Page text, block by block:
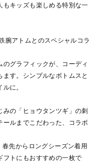
もキッズも楽しめる特別な一
腕アトムとのスペシャルコラ
グラフィックが、コーディ
す。シンプルなボトムスと
に。
の「ヒョウタンツギ」の刺
ルまでこだわった、コラボ
先からロングシーズン着用
フトにもおすすめの一枚で